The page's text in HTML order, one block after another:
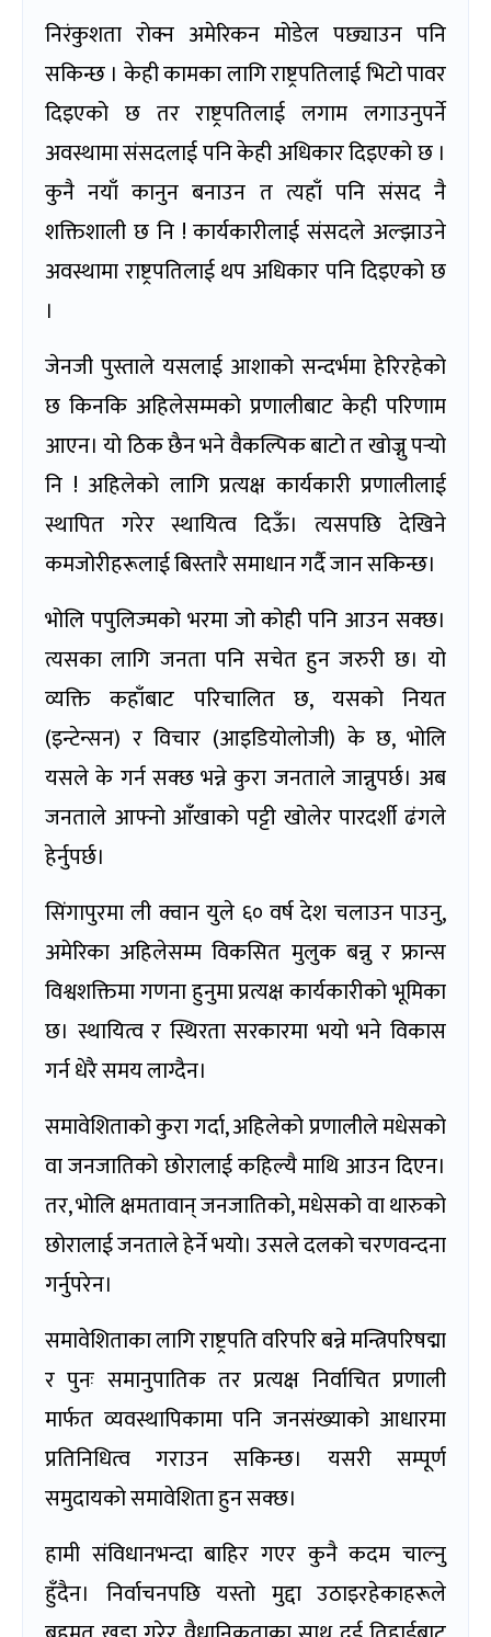
निरंकुशता रोक्न अमेरिकन मोडेल पछ्याउन पनि
सकिन्छ । केही कामका लागि राष्ट्रपतिलाई भिटो पावर
दिइएको छ तर राष्ट्रपतिलाई लगाम लगाउनुपर्ने
अवस्थामा संसदलाई पनि केही अधिकार दिइएको छ ।
कुनै नयाँ कानुन बनाउन त त्यहाँ पनि संसद नै
शक्तिशाली छ नि ! कार्यकारीलाई संसदले अल्झाउने
अवस्थामा राष्ट्रपतिलाई थप अधिकार पनि दिइएको छ
।
जेनजी पुस्ताले यसलाई आशाको सन्दर्भमा हेरिरहेको
छ किनकि अहिलेसम्मको प्रणालीबाट केही परिणाम
आएन। यो ठिक छैन भने वैकल्पिक बाटो त खोज्नु पर्‍यो
नि ! अहिलेको लागि प्रत्यक्ष कार्यकारी प्रणालीलाई
स्थापित गरेर स्थायित्व दिऊँ। त्यसपछि देखिने
कमजोरीहरूलाई बिस्तारै समाधान गर्दै जान सकिन्छ।
भोलि पपुलिज्मको भरमा जो कोही पनि आउन सक्छ।
त्यसका लागि जनता पनि सचेत हुन जरुरी छ। यो
व्यक्ति कहाँबाट परिचालित छ, यसको नियत
(इन्टेन्सन) र विचार (आइडियोलोजी) के छ, भोलि
यसले के गर्न सक्छ भन्ने कुरा जनताले जान्नुपर्छ। अब
जनताले आफ्नो आँखाको पट्टी खोलेर पारदर्शी ढंगले
हेर्नुपर्छ।
सिंगापुरमा ली क्वान युले ६० वर्ष देश चलाउन पाउनु,
अमेरिका अहिलेसम्म विकसित मुलुक बन्नु र फ्रान्स
विश्वशक्तिमा गणना हुनुमा प्रत्यक्ष कार्यकारीको भूमिका
छ। स्थायित्व र स्थिरता सरकारमा भयो भने विकास
गर्न धेरै समय लाग्दैन।
समावेशिताको कुरा गर्दा, अहिलेको प्रणालीले मधेसको
वा जनजातिको छोरालाई कहिल्यै माथि आउन दिएन।
तर, भोलि क्षमतावान् जनजातिको, मधेसको वा थारुको
छोरालाई जनताले हेर्ने भयो। उसले दलको चरणवन्दना
गर्नुपरेन।
समावेशिताका लागि राष्ट्रपति वरिपरि बन्ने मन्त्रिपरिषद्मा
र पुनः समानुपातिक तर प्रत्यक्ष निर्वाचित प्रणाली
मार्फत व्यवस्थापिकामा पनि जनसंख्याको आधारमा
प्रतिनिधित्व गराउन सकिन्छ। यसरी सम्पूर्ण
समुदायको समावेशिता हुन सक्छ।
हामी संविधानभन्दा बाहिर गएर कुनै कदम चाल्नु
हुँदैन। निर्वाचनपछि यस्तो मुद्दा उठाइरहेकाहरूले